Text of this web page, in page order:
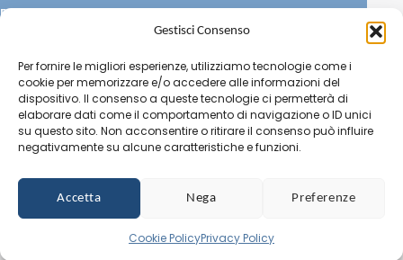
Gestisci Consenso
Per fornire le migliori esperienze, utilizziamo tecnologie come i
cookie per memorizzare e/o accedere alle informazioni del
dispositivo. Il consenso a queste tecnologie ci permetterà di
elaborare dati come il comportamento di navigazione o ID unici
su questo sito. Non acconsentire o ritirare il consenso può influire
negativamente su alcune caratteristiche e funzioni.
Accetta Nega Preferenze
Cookie PolicyPrivacy Policy
EMAIL
SOCIAL
BA015359 - P.IVA 04345760237 -
Credits